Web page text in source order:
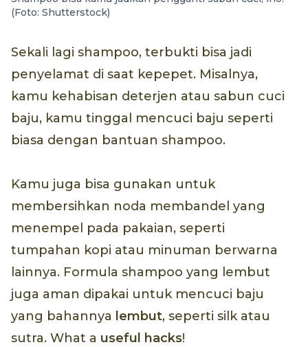
(Foto: Shutterstock)
Sekali lagi shampoo, terbukti bisa jadi
penyelamat di saat kepepet. Misalnya,
kamu kehabisan deterjen atau sabun cuci
baju, kamu tinggal mencuci baju seperti
biasa dengan bantuan shampoo.
Kamu juga bisa gunakan untuk
membersihkan noda membandel yang
menempel pada pakaian, seperti
tumpahan kopi atau minuman berwarna
lainnya. Formula shampoo yang lembut
juga aman dipakai untuk mencuci baju
yang bahannya lembut, seperti silk atau
sutra. What a useful hacks!